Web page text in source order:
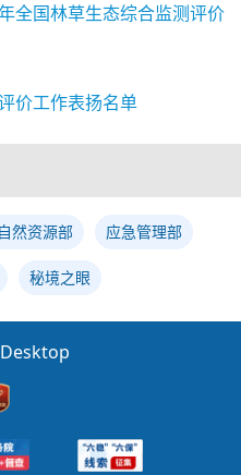
全国林草生态综合监测评价
价工作表扬名单
自然资源部 应急管理部
秘境之眼
Desktop